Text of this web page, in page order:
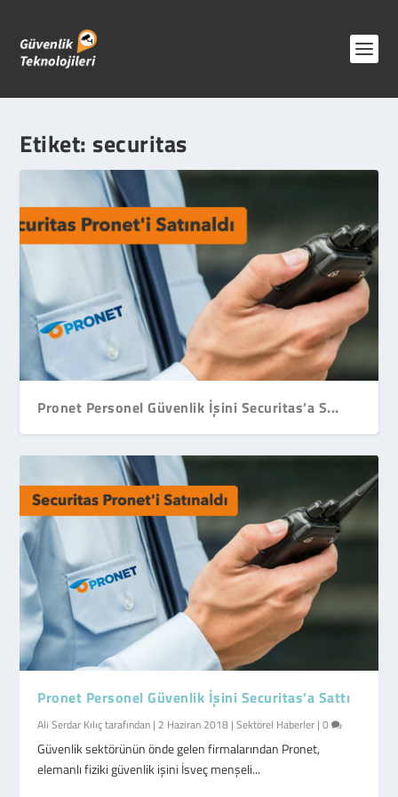
Etiket: securitas
Pronet Personel Güvenlik İşini Securitas’a S...
Pronet Personel Güvenlik İşini Securitas’a Sattı
Ali Serdar Kılıçtarafından | 2 Haziran 2018 |Sektörel Haberler |0
Güvenlik sektörünün önde gelen firmalarından Pronet,
elemanlı fiziki güvenlik işini İsveç menşeli...